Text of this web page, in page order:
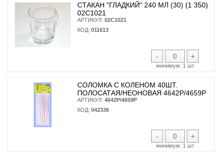
СТАКАН "ГЛАДКИЙ" 240 МЛ (30) (1 350)
02С1021
АРТИКУЛ: 02С1021
КОД: 011613
- +
минимум: 1 шт
СОЛОМКА С КОЛЕНОМ 40ШТ.
ПОЛОСАТАЯ/НЕОНОВАЯ 4642Р/4659Р
АРТИКУЛ: 4642Р/4659Р
КОД: 042336
- +
минимум: 1 шт